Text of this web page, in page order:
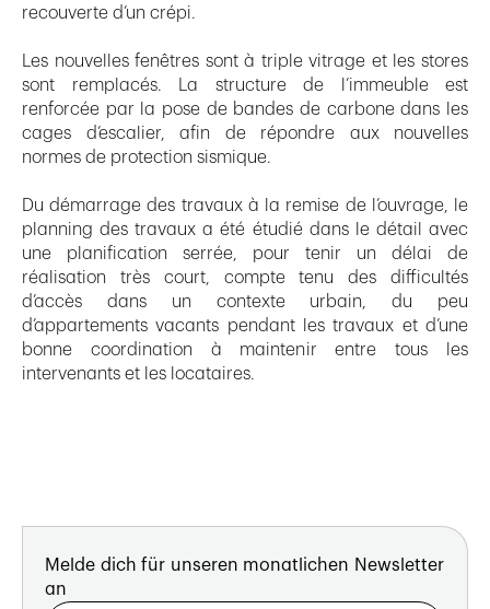
recouverte d’un crépi.
Les nouvelles fenêtres sont à triple vitrage et les stores
sont remplacés. La structure de l’immeuble est
renforcée par la pose de bandes de carbone dans les
cages d’escalier, afin de répondre aux nouvelles
normes de protection sismique.
Du démarrage des travaux à la remise de l’ouvrage, le
planning des travaux a été étudié dans le détail avec
une planification serrée, pour tenir un délai de
réalisation très court, compte tenu des difficultés
d’accès dans un contexte urbain, du peu
d’appartements vacants pendant les travaux et d’une
bonne coordination à maintenir entre tous les
intervenants et les locataires.
Melde dich für unseren monatlichen Newsletter
an